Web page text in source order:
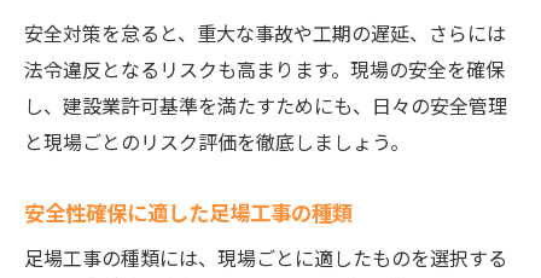
安全対策を怠ると、重大な事故や工期の遅延、さらには
法令違反となるリスクも高まります。現場の安全を確保
し、建設業許可基準を満たすためにも、日々の安全管理
と現場ごとのリスク評価を徹底しましょう。
安全性確保に適した足場工事の種類
足場工事の種類には、現場ごとに適したものを選択する